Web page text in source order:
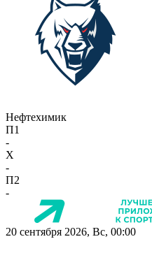
Нефтехимик
П1
-
X
-
П2
-
20 сентября 2026, Вс, 00:00